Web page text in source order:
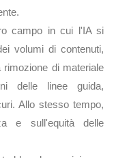
campo in cui l'IA si
volumi di contenuti,
rimozione di materiale
delle linee guida,
Allo stesso tempo,
e sull'equità delle